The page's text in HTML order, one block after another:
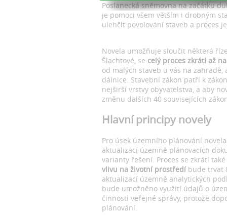
Poslanecká sněmovna na začátku
je pomoci všem větším i drobným
ulehčit povolování staveb a proces
Novela umožňuje sloučit některá
Šlachtové, se celý proces zkrátí až
od malých staveb u vás na
dálnice. Stavební zákon patří k
nejširší vrstvy obyvatelstva, a aby
změnu dalších 40 souvisejících
Hlavní principy novely
Pro úsek územního plánování
aktualizací územně plánovacích
varianty řešení. Proces se zkrátí
vlivu na životní prostředíbude trvat
aktualizací územně analytických
bude umožněno využití údajů o
činnosti veřejné správy, protože
plánování.